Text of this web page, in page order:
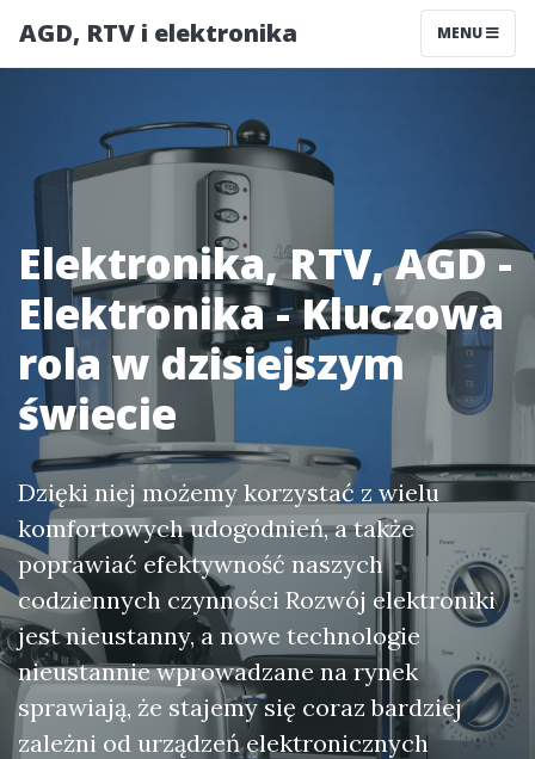
AGD, RTV i elektronika MENU
Elektronika, RTV, AGD -
Elektronika - Kluczowa
rola w dzisiejszym
świecie
Dzięki niej możemy korzystać z wielu
komfortowych udogodnień, a także
poprawiać efektywność naszych
codziennych czynności Rozwój elektroniki
jest nieustanny, a nowe technologie
nieustannie wprowadzane na rynek
sprawiają, że stajemy się coraz bardziej
zależni od urządzeń elektronicznych